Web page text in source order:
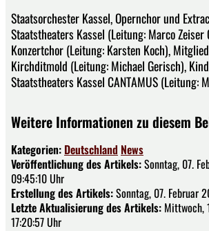
Staatsorchester Kassel, Opernchor und
Staatstheaters Kassel (Leitung: Marco Zeiser
Konzertchor (Leitung: Karsten Koch),
Kirchditmold (Leitung: Michael Gerisch),
Staatstheaters Kassel CANTAMUS (Leitung:
Weitere Informationen zu diesem
Kategorien: Deutschland News
Veröffentlichung des Artikels:Sonntag, 07.
09:45:10 Uhr
Erstellung des Artikels:Sonntag, 07. Februar
Letzte Aktualisierung des Artikels: Mittwoch,
17:20:57 Uhr